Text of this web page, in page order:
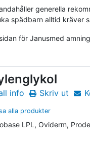
generella
spädbarn alltid kräver
för Janusmed
info Skriv ut
alla produkter
LPL, Oviderm,